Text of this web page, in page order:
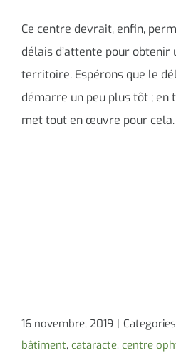
Ce centre devrait, enfin,
délais d’attente pour obtenir
territoire. Espérons que le
démarre un peu plus tôt ; en
met tout en œuvre pour cela.
16 novembre, 2019 |
bâtiment, cataracte, centre